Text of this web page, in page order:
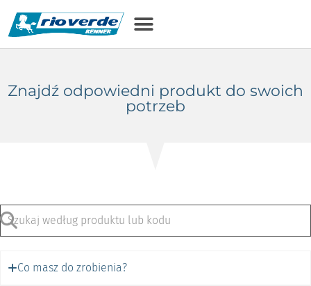
Znajdź odpowiedni produkt do swoich
potrzeb
Co masz do zrobienia?